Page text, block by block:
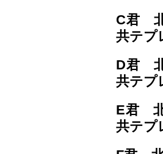
C君
共テ
D君
共テプ
E君
共テプ